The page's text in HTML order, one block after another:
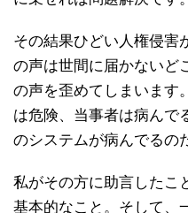
その結果ひどい人権侵害
の声は世間に届かないど
の声を歪めてしまいます
は危険、当事者は病ん
のシステムが病んでるの
私がその方に助言したこ
基本的なこと。そして、